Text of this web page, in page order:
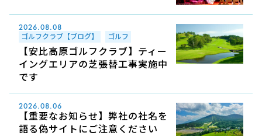
2026.08.08
ゴルフクラブ【ブログ】
ゴルフ
【安比高原ゴルフクラブ】ティー
イングエリアの芝張替工事実施中
です
2026.08.06
【重要なお知らせ】弊社の社名を
語る偽サイトにご注意ください